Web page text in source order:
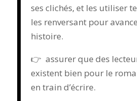
ses clichés, et les utiliser
les renversant pour
histoire.
👉 assurer que des
existent bien pour le
en train d’écrire.